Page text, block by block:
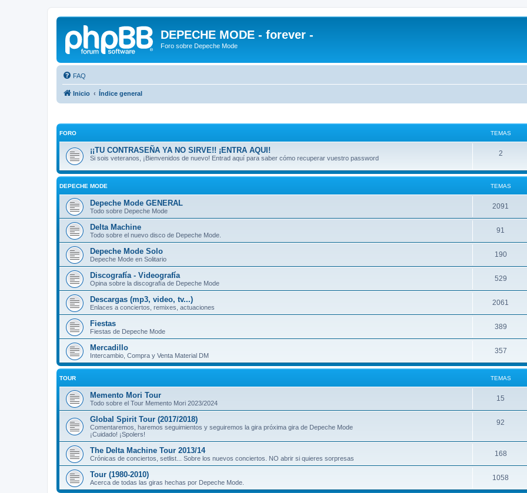
DEPECHE MODE - forever -
Foro sobre Depeche Mode
FAQ
Inicio Índice general
FORO TEMAS
¡¡TU CONTRASEÑA YA NO SIRVE!! ¡ENTRA AQUI!
Si sois veteranos, ¡Bienvenidos de nuevo! Entrad aquí para saber cómo recuperar vuestro password
2
DEPECHE MODE TEMAS
Depeche Mode GENERAL
Todo sobre Depeche Mode
2091
Delta Machine
Todo sobre el nuevo disco de Depeche Mode.
91
Depeche Mode Solo
Depeche Mode en Solitario
190
Discografía - Videografía
Opina sobre la discografía de Depeche Mode
529
Descargas (mp3, video, tv...)
Enlaces a conciertos, remixes, actuaciones
2061
Fiestas
Fiestas de Depeche Mode
389
Mercadillo
Intercambio, Compra y Venta Material DM
357
TOUR TEMAS
Memento Mori Tour
Todo sobre el Tour Memento Mori 2023/2024
15
Global Spirit Tour (2017/2018)
Comentaremos, haremos seguimientos y seguiremos la gira próxima gira de Depeche Mode
¡Cuidado! ¡Spolers!
92
The Delta Machine Tour 2013/14
Crónicas de conciertos, setlist... Sobre los nuevos conciertos. NO abrir si quieres sorpresas
168
Tour (1980-2010)
Acerca de todas las giras hechas por Depeche Mode.
1058